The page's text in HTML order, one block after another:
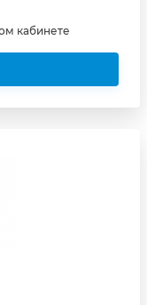
кабинете